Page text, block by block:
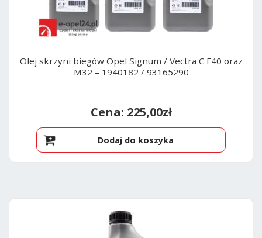
Olej skrzyni biegów Opel Signum / Vectra C F40 oraz
M32 – 1940182 / 93165290
225,00zł
Dodaj do koszyka